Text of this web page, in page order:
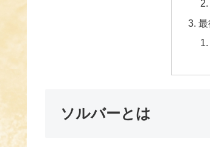
最
ソルバーとは